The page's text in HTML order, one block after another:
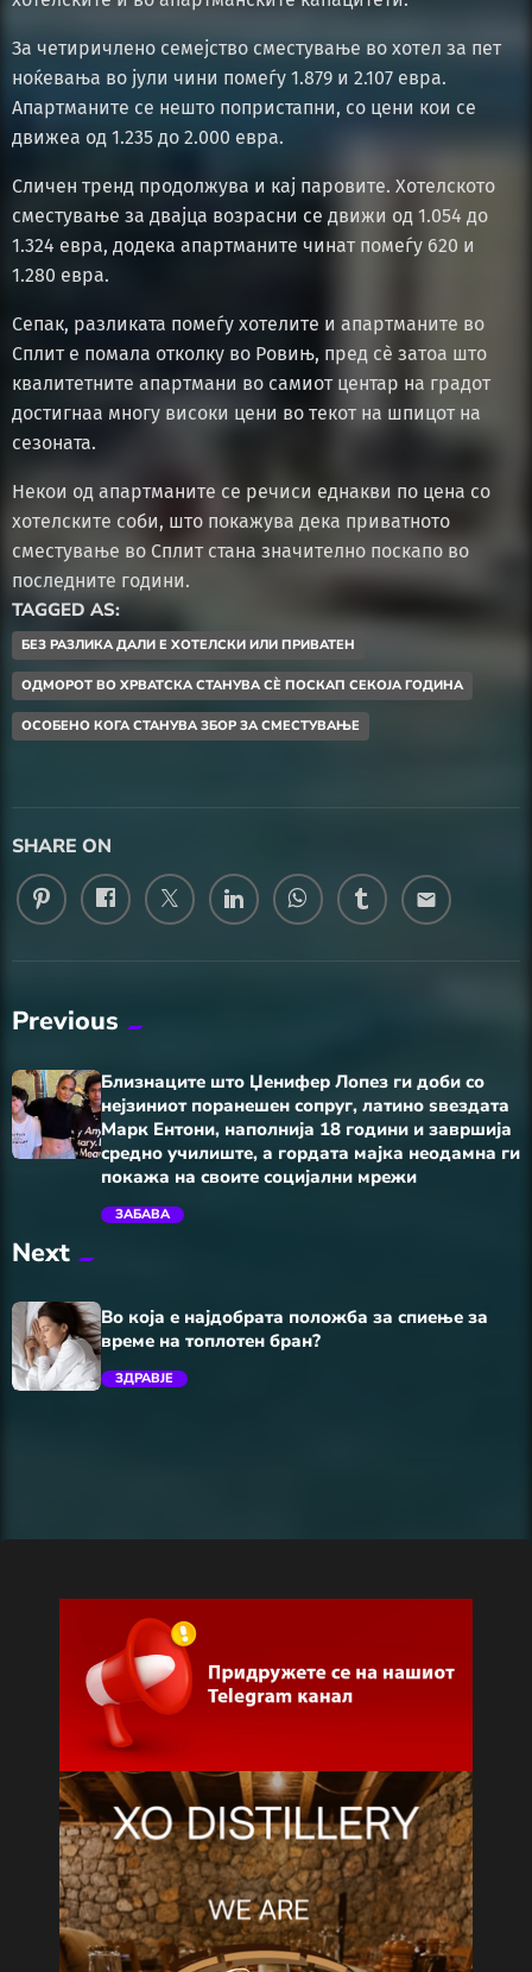
За четиричлено семејство сместување во хотел за пет
ноќевања во јули чини помеѓу 1.879 и 2.107 евра.
Апартманите се нешто попристапни, со цени кои се
движеа од 1.235 до 2.000 евра.
Сличен тренд продолжува и кај паровите. Хотелското
сместување за двајца возрасни се движи од 1.054 до
1.324 евра, додека апартманите чинат помеѓу 620 и
1.280 евра.
Сепак, разликата помеѓу хотелите и апартманите во
Сплит е помала отколку во Ровињ, пред сè затоа што
квалитетните апартмани во самиот центар на градот
достигнаа многу високи цени во текот на шпицот на
сезоната.
Некои од апартманите се речиси еднакви по цена со
хотелските соби, што покажува дека приватното
сместување во Сплит стана значително поскапо во
последните години.
TAGGED AS:
БЕЗ РАЗЛИКА ДАЛИ Е ХОТЕЛСКИ ИЛИ ПРИВАТЕН
ОДМОРОТ ВО ХРВАТСКА СТАНУВА СÈ ПОСКАП СЕКОЈА ГОДИНА
ОСОБЕНО КОГА СТАНУВА ЗБОР ЗА СМЕСТУВАЊЕ
SHARE ON
email
Previous
Близнаците што Џенифер Лопез ги доби со
нејзиниот поранешен сопруг, латино ѕвездата
Марк Ентони, наполнија 18 години и завршија
средно училиште, а гордата мајка неодамна ги
покажа на своите социјални мрежи
ЗАБАВА
Next
Во која е најдобрата положба за спиење за
време на топлотен бран?
ЗДРАВЈЕ